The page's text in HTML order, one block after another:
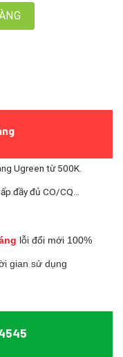
NW102 số lượng
Ugreen từ 500K.
đầy đủ CO/CQ...
lỗi đổi mới 100%
gian sử dụng